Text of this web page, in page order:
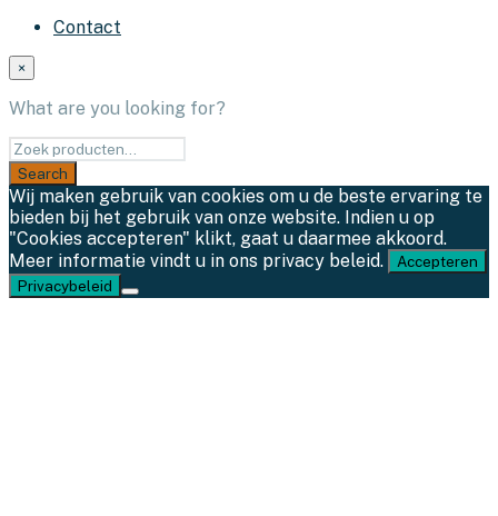
Contact
×
What are you looking for?
Wij maken gebruik van cookies om u de beste ervaring te
bieden bij het gebruik van onze website. Indien u op
"Cookies accepteren" klikt, gaat u daarmee akkoord.
Meer informatie vindt u in ons privacy beleid.
Accepteren
Privacybeleid